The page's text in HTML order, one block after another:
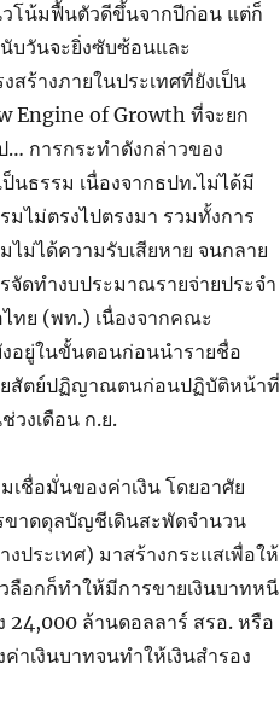
วโน้มฟื้นตัวดีขึ้นจากปีก่อน แต่ก็
บวันจะยิ่งซับซ้อนและ
สร้างภายในประเทศที่ยังเป็น
Engine of Growth ที่จะยก
… การกระทำดังกล่าวของ
นธรรม เนื่องจากธปท.ไม่ได้มี
ไม่ตรงไปตรงมา รวมทั้งการ
ม่ได้ความรับเสียหาย จนกลาย
ดทำงบประมาณรายจ่ายประจำ
ทย (พท.) เนื่องจากคณะ
อยู่ในขั้นตอนก่อนนำรายชื่อ
ยสัตย์ปฏิญาณตนก่อนปฏิบัติหน้าที่
วงเดือน ก.ย.
ชื่อมั่นของค่าเงิน โดยอาศัย
ขาดดุลบัญชีเดินสะพัดจำนวน
ประเทศ) มาสร้างกระแสเพื่อให้
ลือกก็ทำให้มีการขายเงินบาทหนี
24,000 ล้านดอลลาร์ สรอ. หรือ
าเงินบาทจนทำให้เงินสำรอง